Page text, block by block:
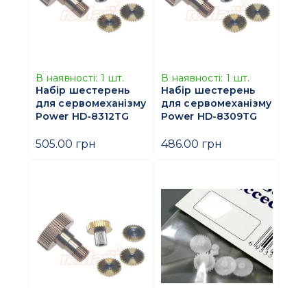
В наявності: 1 шт.
Набір шестерень
для сервомеханізму
Power HD-8312TG
505.00 грн
В наявності: 1 шт.
Набір шестерень
для сервомеханізму
Power HD-8309TG
486.00 грн